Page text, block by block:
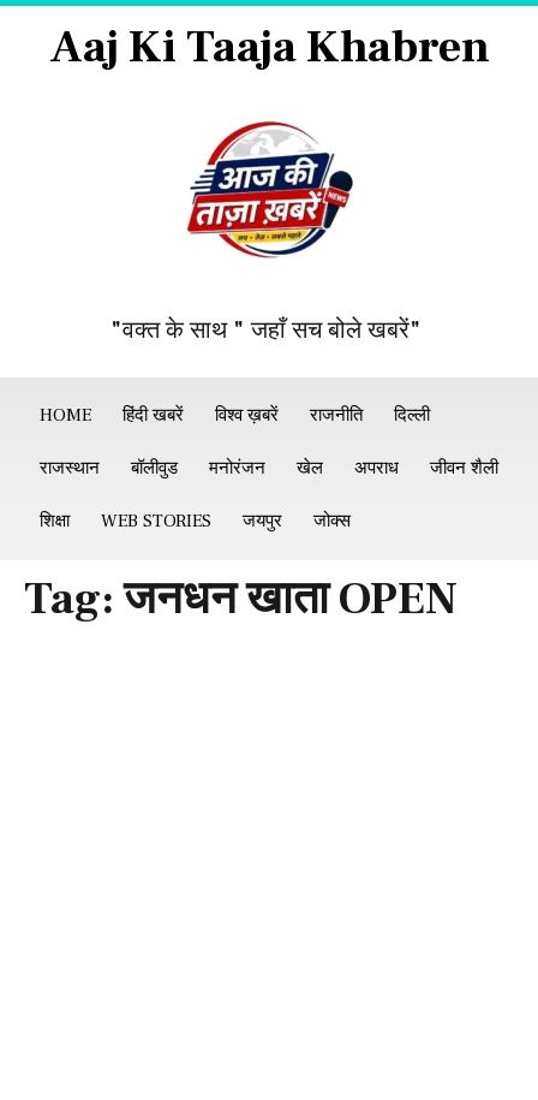
Aaj Ki Taaja Khabren
"वक्त के साथ " जहाँ सच बोले खबरें"
HOME हिंदी खबरें विश्व ख़बरें राजनीति दिल्ली
राजस्थान बॉलीवुड मनोरंजन खेल अपराध जीवन शैली
शिक्षा WEB STORIES जयपुर जोक्स
Tag:जनधन खाता OPEN